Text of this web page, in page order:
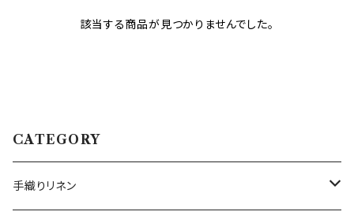
該当する商品が見つかりませんでした。
CATEGORY
手織りリネン